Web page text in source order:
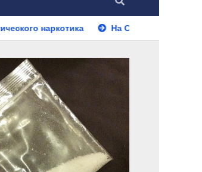
На Ставрополье полицейские